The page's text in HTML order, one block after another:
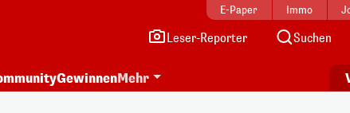
E-Paper Immo
Leser-Reporter Suchen
GewinnenMehr